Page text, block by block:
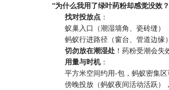
​“为什么我用了绿叶药粉却感觉没效
​找对投放点​ ​：
蚁巢入口（潮湿墙角、瓷砖缝）
蚂蚁行进路径（窗台、管道边缘）
​切勿放在潮湿处​ ！药粉受潮会失
​用量与时机​​：
平方米空间约用-包，蚂蚁密集区
傍晚投放（蚂蚁夜间活动活跃）